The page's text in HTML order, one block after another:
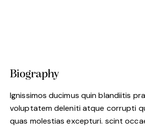
Biography
Ignissimos ducimus quin blandiitis
voluptatem deleniti atque corrupti
quas molestias excepturi. scint